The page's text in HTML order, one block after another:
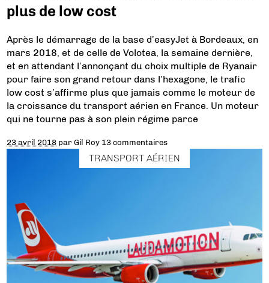
plus de low cost
Après le démarrage de la base d’easyJet à Bordeaux, en
mars 2018, et de celle de Volotea, la semaine dernière,
et en attendant l’annonçant du choix multiple de Ryanair
pour faire son grand retour dans l’hexagone, le trafic
low cost s’affirme plus que jamais comme le moteur de
la croissance du transport aérien en France. Un moteur
qui ne tourne pas à son plein régime parce
23 avril 2018 parGil Roy 13 commentaires
TRANSPORT AÉRIEN